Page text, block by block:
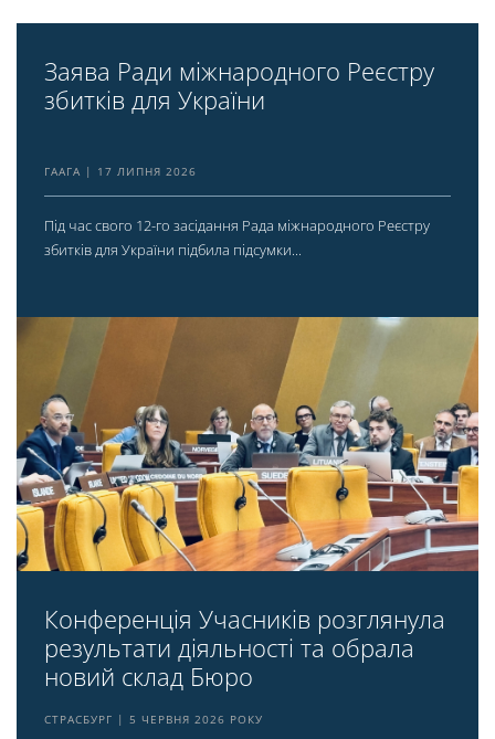
Заява Ради міжнародного Реєстру
збитків для України
ГААГА 17 ЛИПНЯ 2026
Під час свого 12-го засідання Рада міжнародного Реєстру
збитків для України підбила підсумки...
Конференція Учасників розглянула
результати діяльності та обрала
новий склад Бюро
СТРАСБУРГ 5 ЧЕРВНЯ 2026 РОКУ